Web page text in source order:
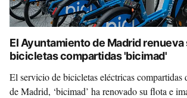
El Ayuntamiento de Madrid
bicicletas compartidas 'bicimad'
El servicio de bicicletas eléctricas
de Madrid, ‘bicimad’ ha renovado su flota e